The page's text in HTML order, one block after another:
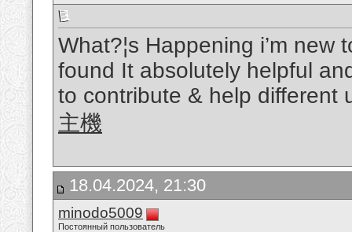
What?¦s Happening i’m new
found It absolutely helpful
to contribute & help different
主機
18.04.2024, 21:30
minodo5009
Постоянный пользователь